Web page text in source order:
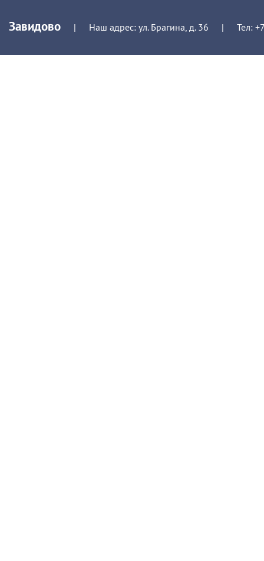
Завидово | Наш адрес: ул. Брагина, д. 36 | Тел: